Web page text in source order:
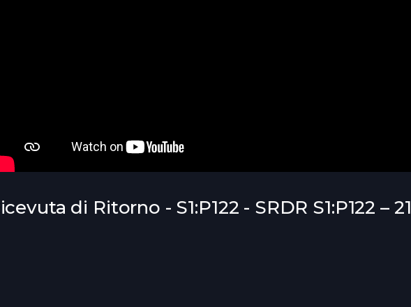
di Ritorno - S1:P122 - SRDR S1:P122 – 21